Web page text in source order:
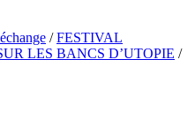
/ FESTIVAL
LES BANCS D’UTOPIE /